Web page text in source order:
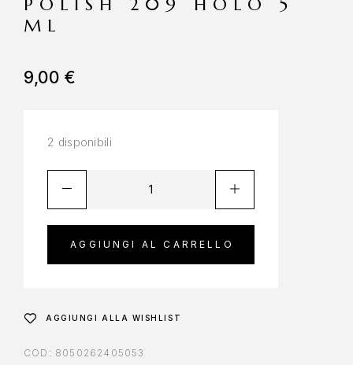
POLISH 209 HOLO 5
ML
9,00€
2 disponibili
AGGIUNGI AL CARRELLO
AGGIUNGI ALLA WISHLIST
COD: 8050262405053